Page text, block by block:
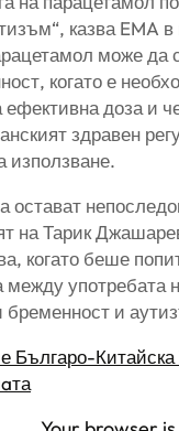
казва EMA
може да
когато е
ефективна доза и
здравен
използване.
остават
на Тарик
когато беше
между употребата
бременност и
Българо-Китайска